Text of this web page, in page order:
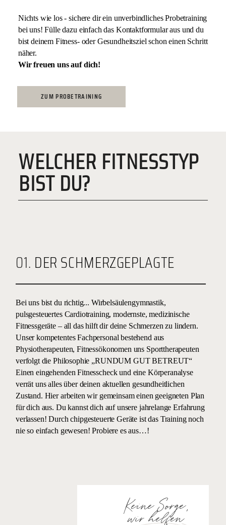
Nichts wie los - sichere dir ein unverbindliches Probetraining
bei uns! Fülle dazu einfach das Kontaktformular aus und du
bist deinem Fitness- oder Gesundheitsziel schon einen Schritt
näher.
Wir freuen uns auf dich!
ZUM PROBETRAINING
WELCHER FITNESSTYP
BIST DU?
01. DER SCHMERZGEPLAGTE
Keine Sorge,
wir helfen
Bei uns bist du richtig... Wirbelsäulengymnastik,
pulsgesteuertes Cardiotraining, modernste, medizinische
Fitnessgeräte – all das hilft dir deine Schmerzen zu lindern.
Unser kompetentes Fachpersonal bestehend aus
Physiotherapeuten, Fitnessökonomen uns Sporttherapeuten
verfolgt die Philosophie „RUNDUM GUT BETREUT“
Einen eingehenden Fitnesscheck und eine Körperanalyse
verrät uns alles über deinen aktuellen gesundheitlichen
Zustand. Hier arbeiten wir gemeinsam einen geeigneten Plan
für dich aus. Du kannst dich auf unsere jahrelange Erfahrung
verlassen! Durch chipgesteuerte Geräte ist das Training noch
nie so einfach gewesen! Probiere es aus…!